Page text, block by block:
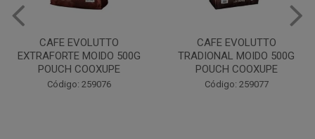
CAFE EVOLUTTO
TRADIONAL MOIDO 500G
POUCH COOXUPE
Código: 259077
CAFE EVOLUTTO PREMIUM
MOIDO 500G COOXUPE
Código: 259094